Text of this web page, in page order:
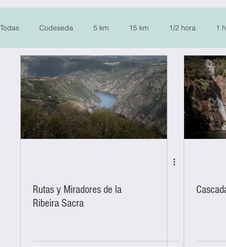
Todas Codeseda 5 km 15 km 1/2 hora 1
area recreativa acantilado camelia cascada
mirador molino monasterio pazo playa
Rutas y Miradores de la
Ribeira Sacra